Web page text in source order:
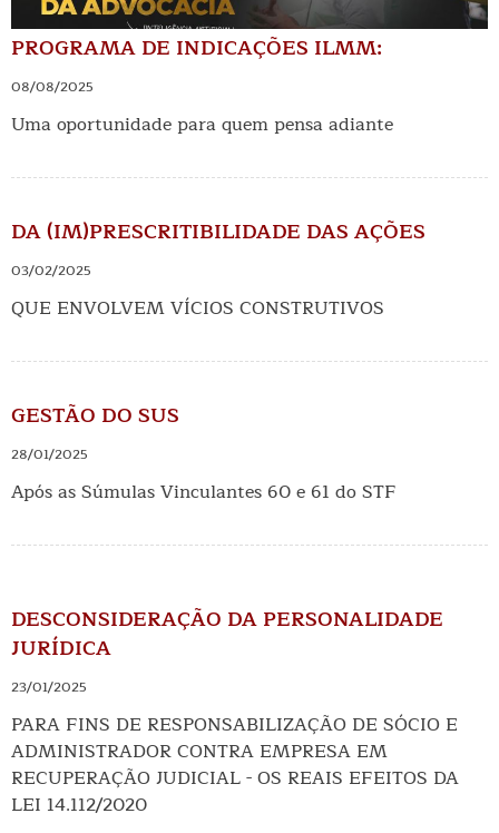
PROGRAMA DE INDICAÇÕES ILMM:
08/08/2025
Uma oportunidade para quem pensa adiante
DA (IM)PRESCRITIBILIDADE DAS AÇÕES
03/02/2025
QUE ENVOLVEM VÍCIOS CONSTRUTIVOS
GESTÃO DO SUS
28/01/2025
Após as Súmulas Vinculantes 60 e 61 do STF
DESCONSIDERAÇÃO DA PERSONALIDADE
JURÍDICA
23/01/2025
PARA FINS DE RESPONSABILIZAÇÃO DE SÓCIO E
ADMINISTRADOR CONTRA EMPRESA EM
RECUPERAÇÃO JUDICIAL - OS REAIS EFEITOS DA
LEI 14.112/2020